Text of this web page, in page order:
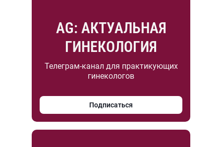
AG: АКТУАЛЬНАЯ
ГИНЕКОЛОГИЯ
Телеграм-канал для практикующих
гинекологов
Подписаться